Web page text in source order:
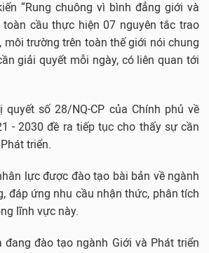
“Rung chuông vì bình đẳng giới và
cầu thực hiện 07 nguyên tắc trao
trường trên toàn thế giới nói chung
giải quyết mỗi ngày, có liên quan tới
số 28/NQ-CP của Chính phủ về
- 2030 đề ra tiếp tục cho thấy sự cần
triển.
lực được đào tạo bài bản về ngành
đáp ứng nhu cầu nhận thức, phân tích
lĩnh vực này.
đào tạo ngành Giới và Phát triển